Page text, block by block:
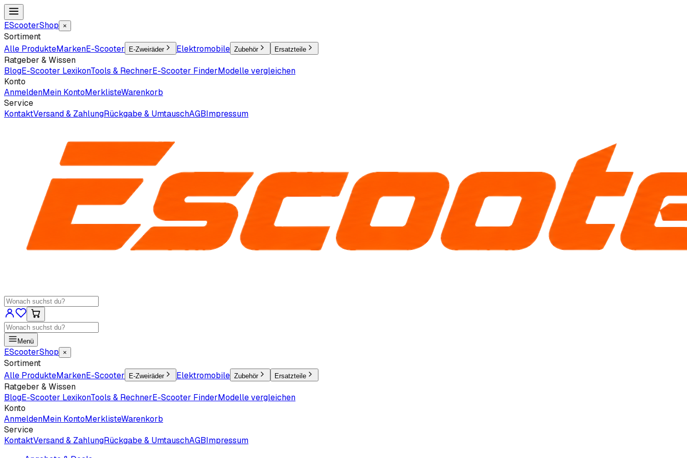
EScooterShop ×
Sortiment
Alle ProdukteMarkenE-Scooter E-Zweiräder Elektromobile Zubehör Ersatzteile
Ratgeber & Wissen
BlogE-Scooter LexikonTools & RechnerE-Scooter FinderModelle vergleichen
Konto
AnmeldenMein KontoMerklisteWarenkorb
Service
KontaktVersand & ZahlungRückgabe & UmtauschAGBImpressum
Menü
EScooterShop ×
Sortiment
Alle ProdukteMarkenE-Scooter E-Zweiräder Elektromobile Zubehör Ersatzteile
Ratgeber & Wissen
BlogE-Scooter LexikonTools & RechnerE-Scooter FinderModelle vergleichen
Konto
AnmeldenMein KontoMerklisteWarenkorb
Service
KontaktVersand & ZahlungRückgabe & UmtauschAGBImpressum